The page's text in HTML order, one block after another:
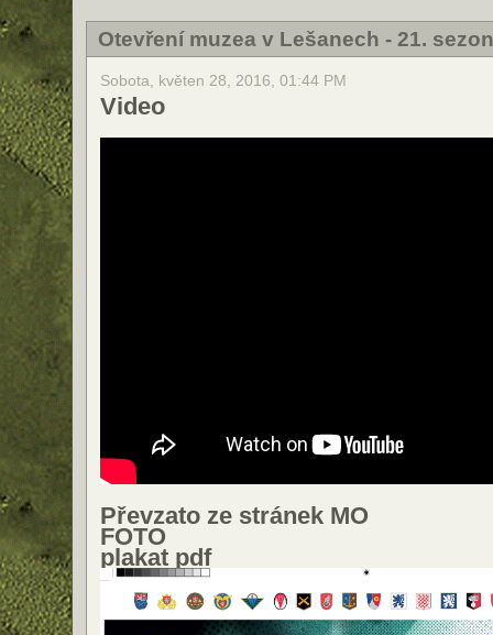
Otevření muzea v Lešanech - 21.
Sobota, květen 28, 2016, 01:44 PM
Video
Převzato ze stránek MO
FOTO
plakat pdf